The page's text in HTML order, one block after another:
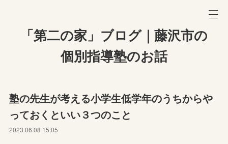
「第二の家」ブログ｜藤沢市の
個別指導塾のお話
塾の先生が考える小学生低学年のうちからや
っておくといい３つのこと
2023.06.08 15:05